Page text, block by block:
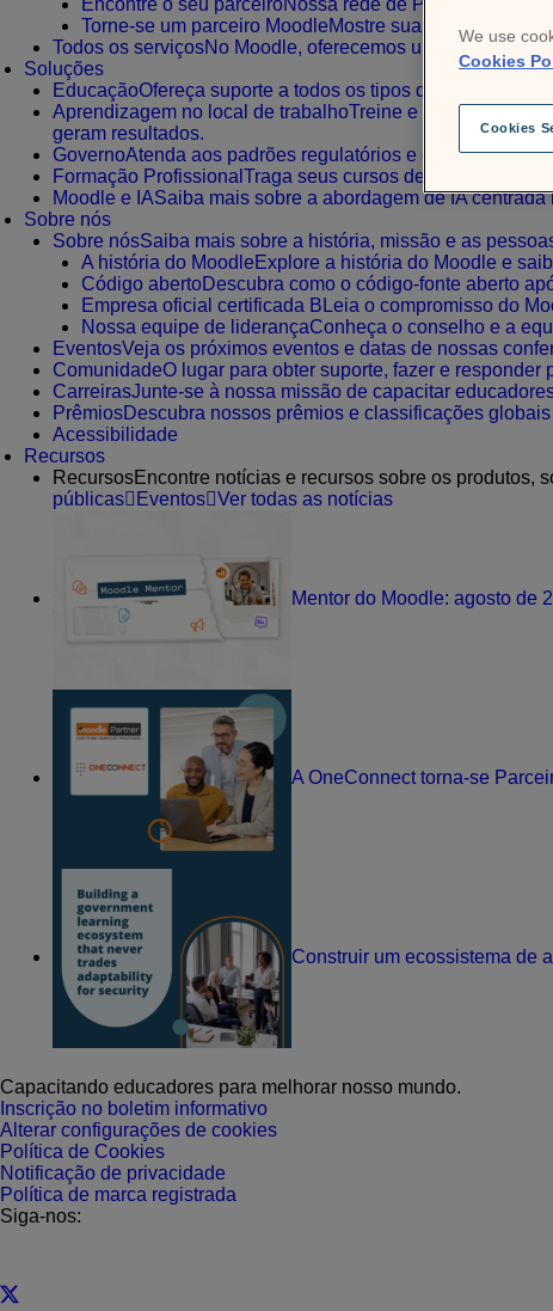
Encontre o seu parceiroNossa rede de Parceiros
Torne-se um parceiro MoodleMostre sua experiência e
Todos os serviçosNo Moodle, oferecemos uma ampla
Soluções
EducaçãoOfereça suporte a todos os tipos de alunos, de
Aprendizagem no local de trabalhoTreine e melhore sua
geram resultados.
GovernoAtenda aos padrões regulatórios e de
Formação Profissional Traga seus cursos de educação e
Moodle e IASaiba mais sobre a abordagem de IA
Sobre nós
Sobre nósSaiba mais sobre a história, missão e as
A história do Moodle Explore a história do Moodle e
Código abertoDescubra como o código-fonte aberto
Empresa oficial certificada B Leia o compromisso do
Nossa equipe de liderançaConheça o conselho e a
EventosVeja os próximos eventos e datas de nossas
ComunidadeO lugar para obter suporte, fazer e
CarreirasJunte-se à nossa missão de capacitar
PrêmiosDescubra nossos prêmios e classificações
Acessibilidade
Recursos
RecursosEncontre notícias e recursos sobre os produtos,
públicas
Eventos Ver todas as notícias
Mentor do Moodle: agosto de
A OneConnect torna-se
Construir um ecossistema de
Capacitando educadores para melhorar nosso mundo.
Inscrição no boletim informativo
Alterar configurações de cookies
Política de Cookies
Notificação de privacidade
Política de marca registrada
Siga-nos:
We use
Cookies
Cookies